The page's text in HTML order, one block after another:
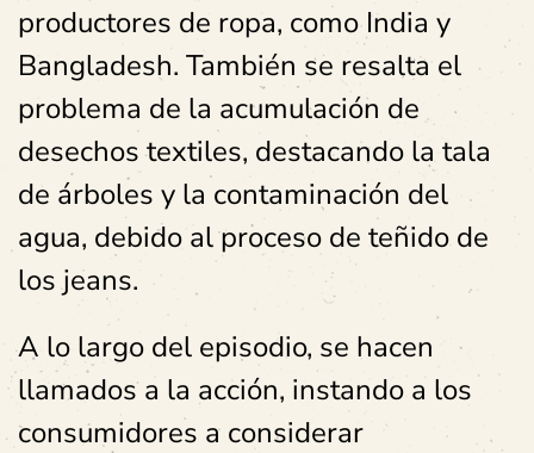
productores de ropa, como India y
Bangladesh. También se resalta el
problema de la acumulación de
desechos textiles, destacando la tala
de árboles y la contaminación del
agua, debido al proceso de teñido de
los jeans.
A lo largo del episodio, se hacen
llamados a la acción, instando a los
consumidores a considerar